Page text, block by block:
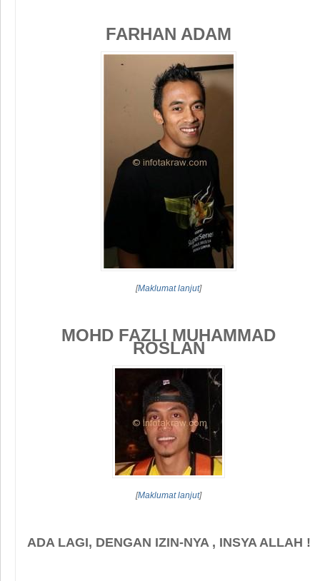
FARHAN ADAM
[Maklumat lanjut]
MOHD FAZLI MUHAMMAD
ROSLAN
[Maklumat lanjut]
ADA LAGI, DENGAN IZIN-NYA , INSYA ALLAH !